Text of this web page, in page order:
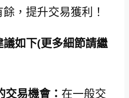
，提升交易獲利！
如下(更多細節請繼
易機會： 在一般交